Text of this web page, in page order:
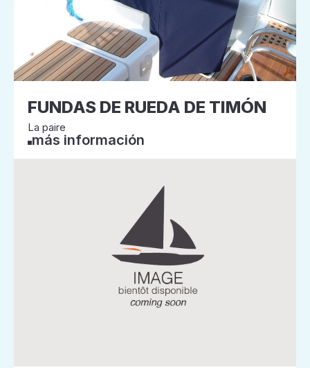
FUNDAS DE RUEDA DE TIMÓN
La paire
más información